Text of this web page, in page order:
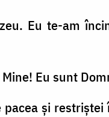
Eu te-am
Eu sunt
şi restriştei